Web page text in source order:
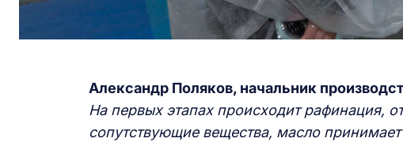
Александр Поляков, начальник
На первых этапах происходит рафинация,
сопутствующие вещества, масло